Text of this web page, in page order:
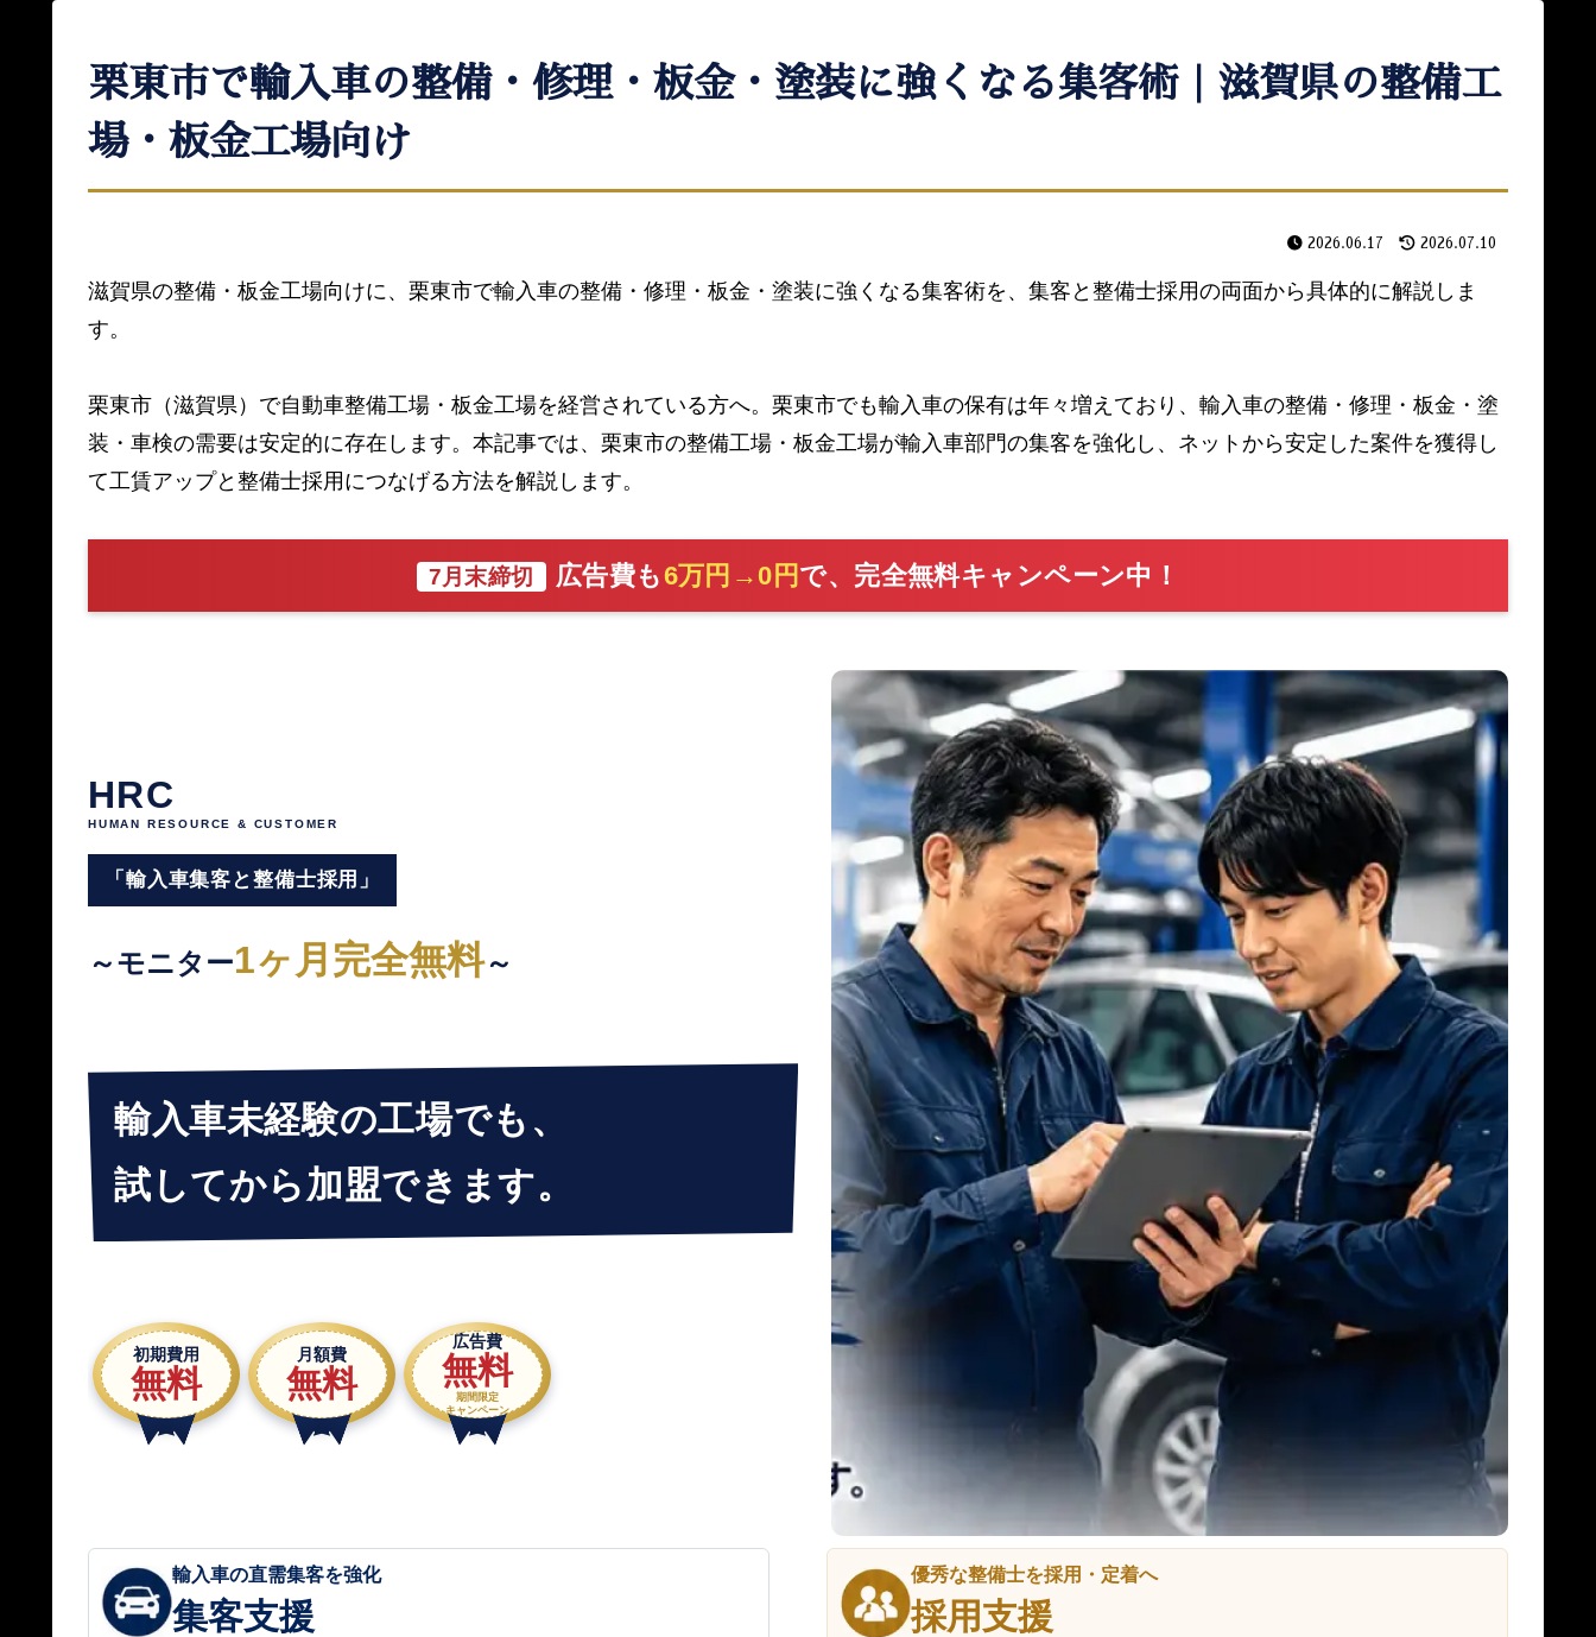
栗東市で輸入車の整備・修理・板金・塗装に強くなる集客術｜滋賀県の整備工
場・板金工場向け
2026.06.17 2026.07.10
滋賀県の整備・板金工場向けに、栗東市で輸入車の整備・修理・板金・塗装に強くなる集客術を、集客と整備士採用の両面から具体的に解説しま
す。
栗東市（滋賀県）で自動車整備工場・板金工場を経営されている方へ。栗東市でも輸入車の保有は年々増えており、輸入車の整備・修理・板金・塗
装・車検の需要は安定的に存在します。本記事では、栗東市の整備工場・板金工場が輸入車部門の集客を強化し、ネットから安定した案件を獲得し
て工賃アップと整備士採用につなげる方法を解説します。
7月末締切 広告費も6万円→0円 で、完全無料キャンペーン中！
HRC
HUMAN RESOURCE & CUSTOMER
「輸入車集客と整備士採用」
～モニター1ヶ月完全無料～
輸入車未経験の工場でも、
試してから加盟できます。
初期費用
無料
月額費
無料
広告費
無料
期間限定
キャンペーン
輸入車の直需集客を強化
集客支援
優秀な整備士を採用・定着へ
採用支援